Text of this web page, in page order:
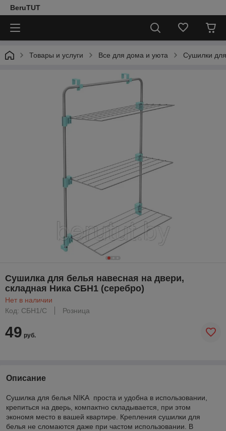
BeruTUT
Товары и услуги Все для дома и уюта Сушилки
Сушилка для белья навесная на двери,
cкладная Ника СБН1 (серебро)
Нет в наличии
Код: СБН1/С
Розница
49 руб.
Описание
Сушилка для белья NIKA проста и удобна в использовании,
крепиться на дверь, компактно складывается, при этом
экономя место в вашей квартире. Крепления сушилки для
белья не сломаются даже при частом использовании. В